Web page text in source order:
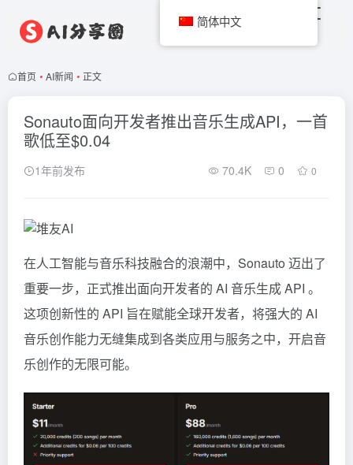
首页 • AI新闻 • 正文
Sonauto面向开发者推出音乐生成API，一首
歌低至$0.04
1年前发布 70.4K 0 0
在人工智能与音乐科技融合的浪潮中，Sonauto 迈出了
重要一步，正式推出面向开发者的 AI 音乐生成 API 。
这项创新性的 API 旨在赋能全球开发者，将强大的 AI
音乐创作能力无缝集成到各类应用与服务之中，开启音
乐创作的无限可能。
简体中文